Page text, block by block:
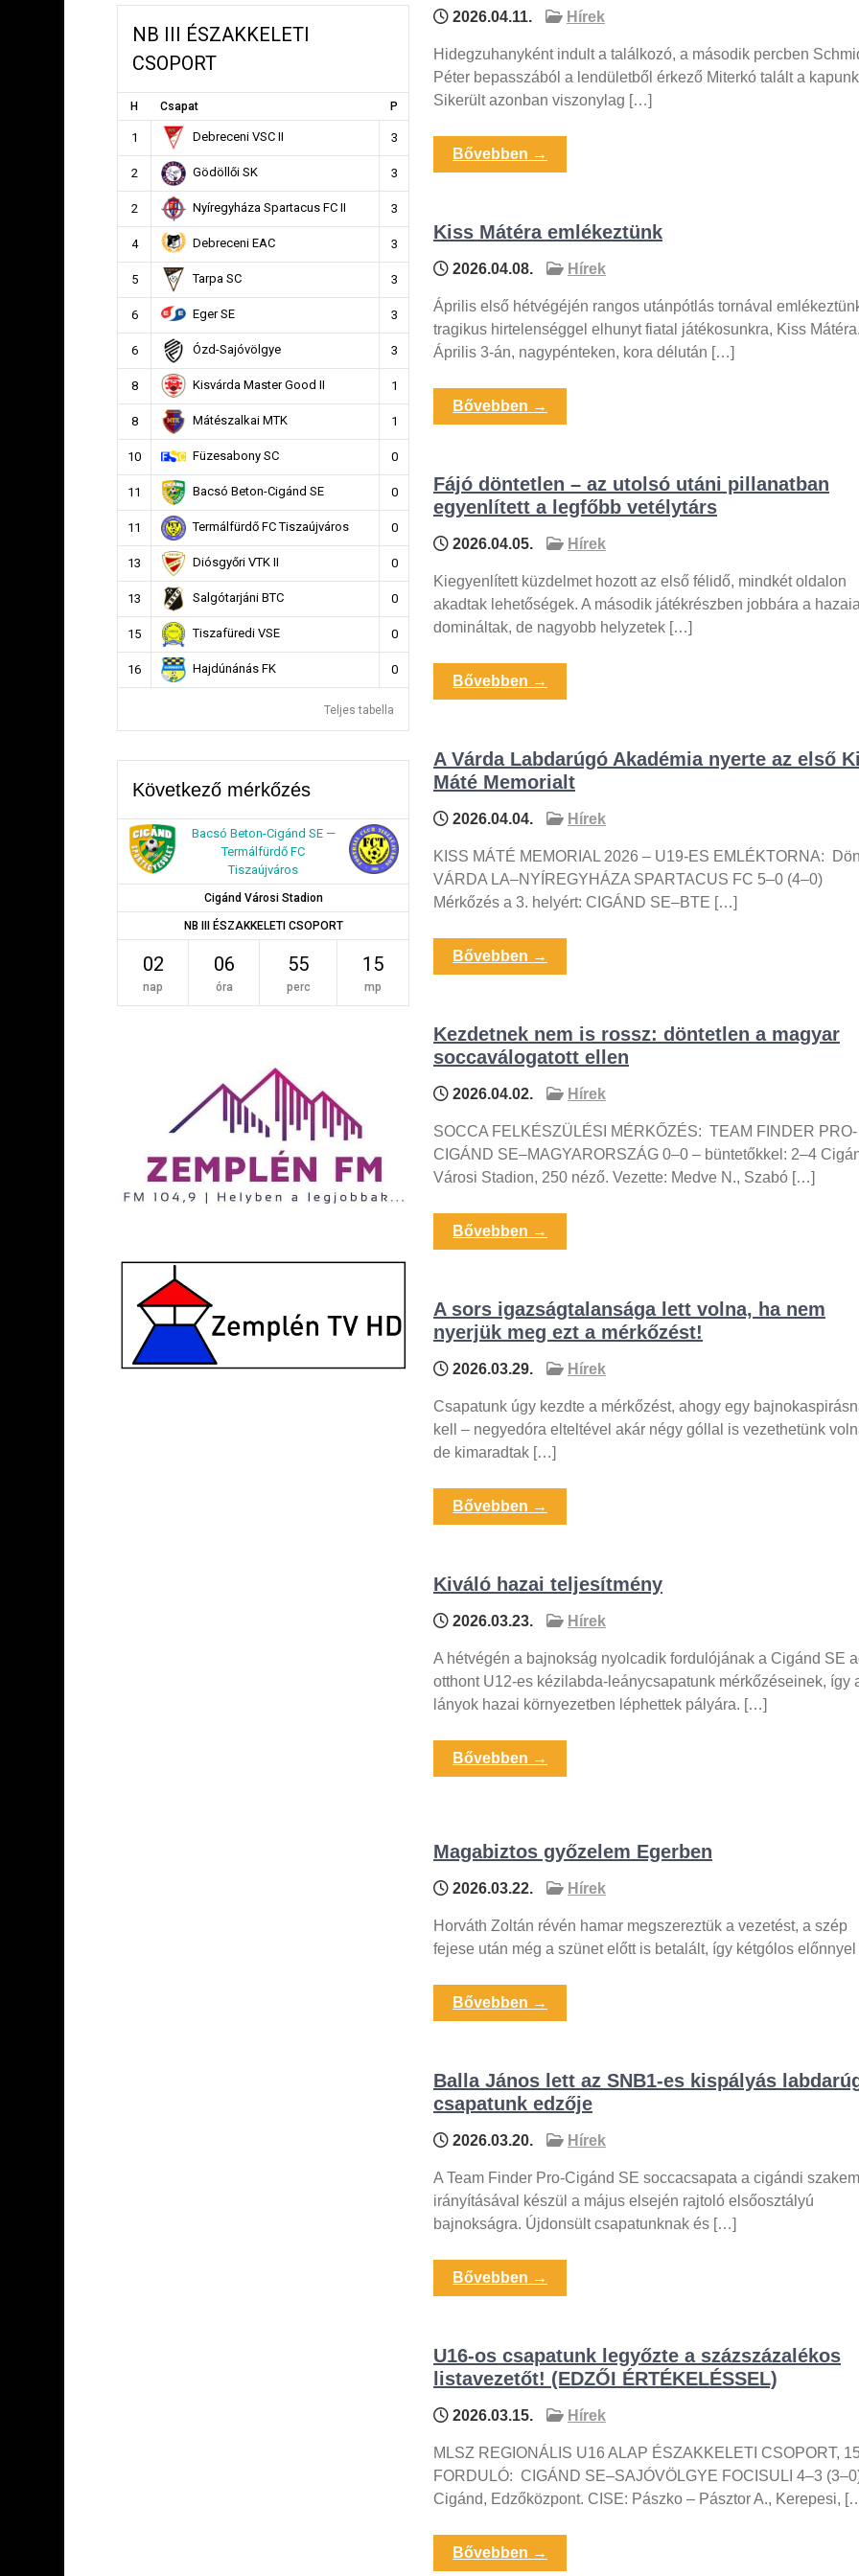
2026.04.11. Hírek
Hidegzuhanyként indult a találkozó, a második percben
Péter bepasszából a lendületből érkező Miterkó talált a
Sikerült azonban viszonylag […]
Bővebben →
Kiss Mátéra emlékeztünk
2026.04.08. Hírek
Április első hétvégéjén rangos utánpótlás tornával
tragikus hirtelenséggel elhunyt fiatal játékosunkra, Kiss
Április 3-án, nagypénteken, kora délután […]
Bővebben →
Fájó döntetlen – az utolsó utáni pillanatban
egyenlített a legfőbb vetélytárs
2026.04.05. Hírek
Kiegyenlített küzdelmet hozott az első félidő, mindkét oldalon
akadtak lehetőségek. A második játékrészben jobbára a
domináltak, de nagyobb helyzetek […]
Bővebben →
A Várda Labdarúgó Akadémia nyerte az első
Máté Memorialt
2026.04.04. Hírek
KISS MÁTÉ MEMORIAL 2026 – U19-ES EMLÉKTORNA:
VÁRDA LA–NYÍREGYHÁZA SPARTACUS FC 5–0 (4–0)
Mérkőzés a 3. helyért: CIGÁND SE–BTE […]
Bővebben →
Kezdetnek nem is rossz: döntetlen a magyar
soccaválogatott ellen
2026.04.02. Hírek
SOCCA FELKÉSZÜLÉSI MÉRKŐZÉS: TEAM FINDER PRO-
CIGÁND SE–MAGYARORSZÁG 0–0 – büntetőkkel: 2–4
Városi Stadion, 250 néző. Vezette: Medve N., Szabó […]
Bővebben →
A sors igazságtalansága lett volna, ha nem
nyerjük meg ezt a mérkőzést!
2026.03.29. Hírek
Csapatunk úgy kezdte a mérkőzést, ahogy egy
kell – negyedóra elteltével akár négy góllal is vezethetünk
de kimaradtak […]
Bővebben →
Kiváló hazai teljesítmény
2026.03.23. Hírek
A hétvégén a bajnokság nyolcadik fordulójának a Cigánd SE
otthont U12-es kézilabda-leánycsapatunk mérkőzéseinek, így
lányok hazai környezetben léphettek pályára. […]
Bővebben →
Magabiztos győzelem Egerben
2026.03.22. Hírek
Horváth Zoltán révén hamar megszereztük a vezetést, a szép
fejese után még a szünet előtt is betalált, így kétgólos
Bővebben →
Balla János lett az SNB1-es kispályás
csapatunk edzője
2026.03.20. Hírek
A Team Finder Pro-Cigánd SE soccacsapata a cigándi
irányításával készül a május elsején rajtoló elsőosztályú
bajnokságra. Újdonsült csapatunknak és […]
Bővebben →
U16-os csapatunk legyőzte a százszázalékos
listavezetőt! (EDZŐI ÉRTÉKELÉSSEL)
2026.03.15. Hírek
MLSZ REGIONÁLIS U16 ALAP ÉSZAKKELETI CSOPORT,
FORDULÓ: CIGÁND SE–SAJÓVÖLGYE FOCISULI 4–3
Cigánd, Edzőközpont. CISE: Pászko – Pásztor A., Kerepesi,
Bővebben →
NB III ÉSZAKKELETI
CSOPORT
H Csapat P
1 Debreceni VSC II 3
2 Gödöllői SK 3
2 Nyíregyháza Spartacus FC II 3
4 Debreceni EAC 3
5 Tarpa SC 3
6 Eger SE 3
6 Ózd-Sajóvölgye 3
8 Kisvárda Master Good II 1
8 Mátészalkai MTK 1
10 Füzesabony SC 0
11 Bacsó Beton-Cigánd SE 0
11 Termálfürdő FC Tiszaújváros 0
13 Diósgyőri VTK II 0
13 Salgótarjáni BTC 0
15 Tiszafüredi VSE 0
16 Hajdúnánás FK 0
Teljes tabella
Következő mérkőzés
Bacsó Beton-Cigánd SE —
Termálfürdő FC
Tiszaújváros
Cigánd Városi Stadion
NB III ÉSZAKKELETI CSOPORT
02
nap
06
óra
55
perc
14
mp